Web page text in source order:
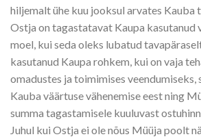
hiljemalt ühe kuu jooksul arvates Kauba
Ostja on tagastatavat Kaupa kasutanud
moel, kui seda oleks lubatud
kasutanud Kaupa rohkem, kui on vaja
omadustes ja toimimises
Kauba väärtuse vähenemise eest ning
summa tagastamisele kuuluvast
Juhul kui Ostja ei ole nõus Müüja poolt